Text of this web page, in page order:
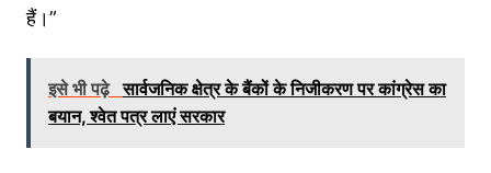
हैं।”
इसे भी पढ़े सार्वजनिक क्षेत्र के बैंकों के निजीकरण पर कांग्रेस का
बयान, श्‍वेत पत्र लाएं सरकार